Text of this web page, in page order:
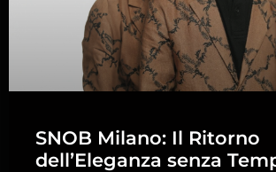
SNOB Milano: Il Ritorno
dell’Eleganza senza